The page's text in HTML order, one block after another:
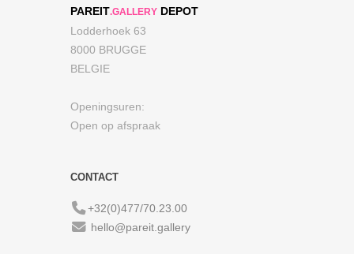
PAREIT .GALLERY DEPOT
Lodderhoek 63
8000 BRUGGE
BELGIE
Openingsuren:
Open op afspraak
CONTACT
+32(0)477/70.23.00
hello@pareit.gallery